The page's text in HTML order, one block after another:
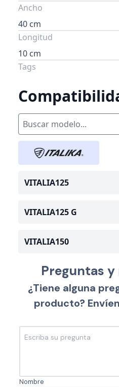
Ancho
40 cm
Longitud
10 cm
Tags
VITALIA125
VITALIA125 G
VITALIA150
Preguntas
¿Tiene alguna
producto?
Nombre